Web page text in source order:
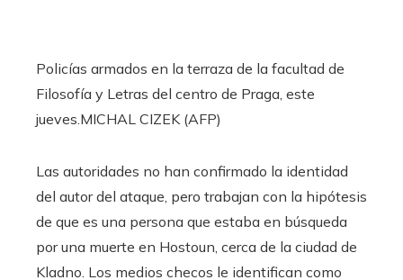
Policías armados en la terraza de la facultad de
Filosofía y Letras del centro de Praga, este
jueves. MICHAL CIZEK (AFP)
Las autoridades no han confirmado la identidad
del autor del ataque, pero trabajan con la hipótesis
de que es una persona que estaba en búsqueda
por una muerte en Hostoun, cerca de la ciudad de
Kladno. Los medios checos le identifican como